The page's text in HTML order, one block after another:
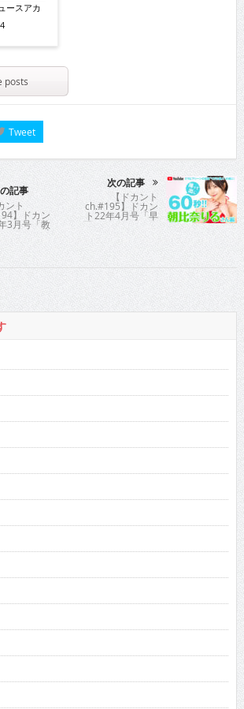
ースアカ
posts
Tweet
記事
ント
】ドカン
3月号「教
イセン！直
タビュ
れ星☆ち
いさんの動
！【流れ
ゅうえいさ
次の記事
【ドカント
ch.#195】ドカン
ト22年4月号「早
耳！エンタメ・イ
ンタビュー575」
朝比奈りるさんの
動画第1弾！【朝比
奈りるさん1/2】